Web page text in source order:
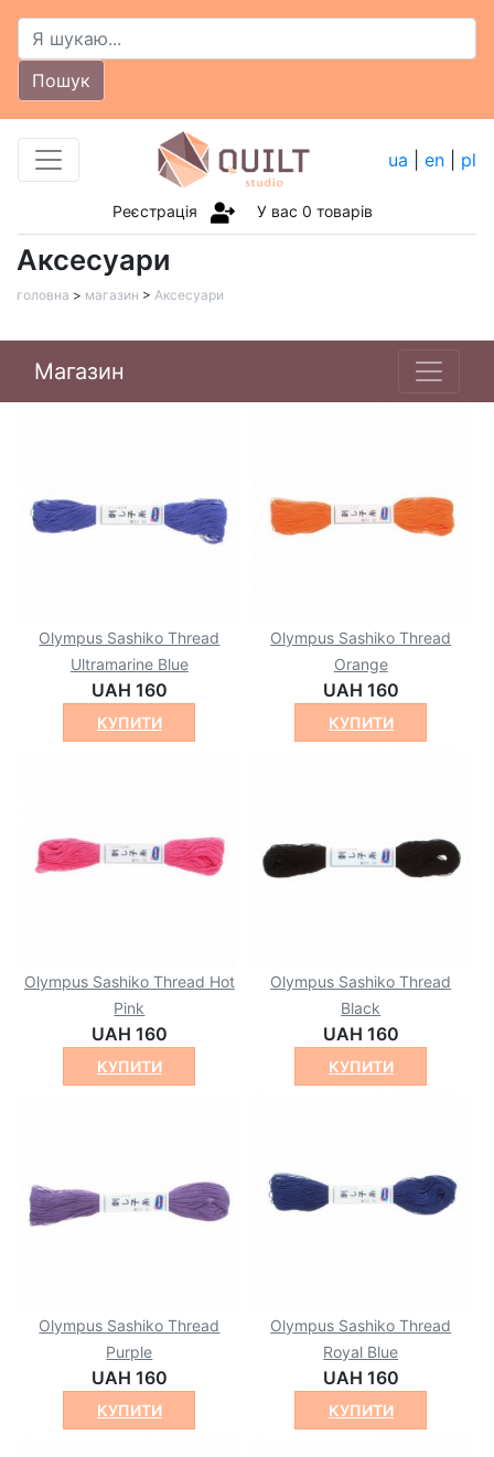
Пошук
ua en pl
Реєстрація У вас 0 товарів
Аксесуари
головна > магазин > Аксесуари
Магазин
Olympus Sashiko Thread
Ultramarine Blue
UAH 160
КУПИТИ
Olympus Sashiko Thread
Orange
UAH 160
КУПИТИ
Olympus Sashiko Thread Hot
Pink
UAH 160
КУПИТИ
Olympus Sashiko Thread
Black
UAH 160
КУПИТИ
Olympus Sashiko Thread
Purple
UAH 160
КУПИТИ
Olympus Sashiko Thread
Royal Blue
UAH 160
КУПИТИ